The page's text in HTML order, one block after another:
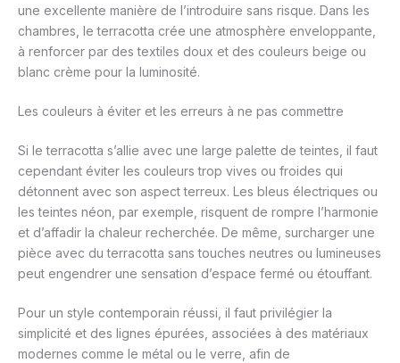
une excellente manière de l’introduire sans risque. Dans les
chambres, le terracotta crée une atmosphère enveloppante,
à renforcer par des textiles doux et des couleurs beige ou
blanc crème pour la luminosité.
Les couleurs à éviter et les erreurs à ne pas commettre
Si le terracotta s’allie avec une large palette de teintes, il faut
cependant éviter les couleurs trop vives ou froides qui
détonnent avec son aspect terreux. Les bleus électriques ou
les teintes néon, par exemple, risquent de rompre l’harmonie
et d’affadir la chaleur recherchée. De même, surcharger une
pièce avec du terracotta sans touches neutres ou lumineuses
peut engendrer une sensation d’espace fermé ou étouffant.
Pour un style contemporain réussi, il faut privilégier la
simplicité et des lignes épurées, associées à des matériaux
modernes comme le métal ou le verre, afin de